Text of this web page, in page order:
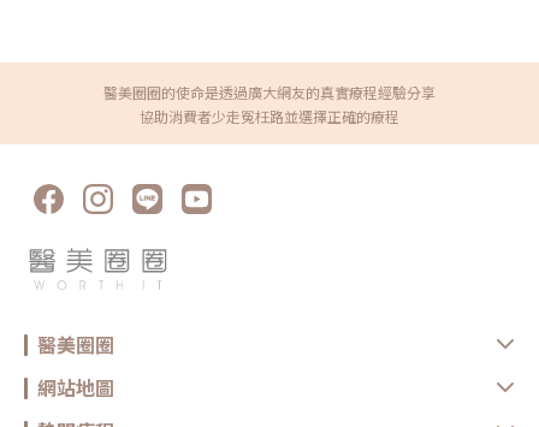
越多，越需要清楚的判斷依據。醫美圈圈也將持續整理專業資訊，陪伴讀者
看懂趨勢、辨別差異，在快速變化的市場中，找到符合需求的方向。
但有時會在6至8個月的時候，可能會出現些微的變化。Q：隆鼻手術後多久
必須化妝的情況，盡量避免接觸傷口，並選擇化輕淡的妝容。Q：完成隆鼻
手術後多久可以開始運動？手術後2週內應避免劇烈運動，但第3週左右可以
進行較溫和的活動，例如快步走或伸展運動。至於激烈運動，像是跑步或跳
繩，建議至少等待1個月或完全康復後再嘗試，同時要盡量避免造成碰撞的
醒★小編要提醒大家，醫療並非單純的商業交易，所有的療程都伴隨著風
險。因此，作為消費者應該謹慎選擇合適的醫療方案，以確保安全與健康。
留下痕跡。2. 皮膚乾燥與保水度下降有些人眼下細紋其實比較像「乾紋」。
這類紋路通常比較細、比較淺，常在熬夜、換季、清潔過度、保濕不足或上
妝後變得明顯。乾紋不一定代表已經嚴重老化，但如果長期忽略保濕、防曬
細紋。這類眼下細紋通常不是單純靠保養品就能完全處理，因為問題已經牽
涉到皮膚結構與支撐力。醫美療程中常見會從刺激膠原蛋白、增加皮膚緊實
撐不足、脂肪流失，或眼袋與淚溝交界形成陰影時，皮膚紋路會被光影放
大，看起來像是細紋更深、眼下更皺。這種情況如果只處理表皮細紋，效果
可能有限，還需要評估是否有淚溝、眼袋或中臉支撐不足的問題。5. 眼袋與
鬆弛或組織位移，改善方式和單純細紋不太一樣。這也是為什麼同樣是眼下
細紋，有些人適合肉毒，有些人適合電波，有些人需要填補，有些人則可能
要評估手術型處理。眼下細紋醫美常見療程有哪些？眼下細紋的醫美方式很
多，但每一種處理的層次不同，適合的問題也不同。肉毒桿菌：適合表情牽
醫美圈圈的使命是透過廣大網友的真實療程經驗分享
協助消費者少走冤枉路並選擇正確的療程
醫美圈圈
網站地圖